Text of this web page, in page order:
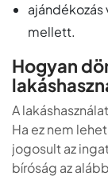
ajándékozás
mellett.
Hogyan
A
Ha ez nem
jogosult az
bíróság az